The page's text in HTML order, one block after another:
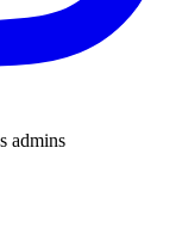
admins